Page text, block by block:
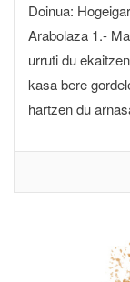
Doinua:
Arabolaza 1.-
urruti du
kasa bere
hartzen du